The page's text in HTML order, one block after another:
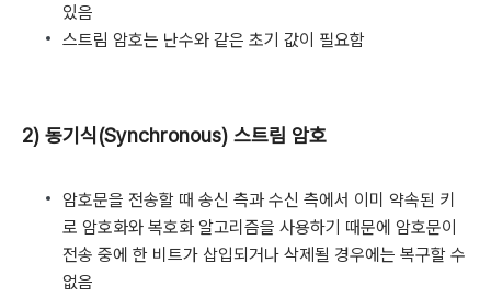
있음
스트림 암호는 난수와 같은 초기 값이 필요함
2) 동기식(Synchronous) 스트림 암호
암호문을 전송할 때 송신 측과 수신 측에서 이미 약속된 키
로 암호화와 복호화 알고리즘을 사용하기 때문에 암호문이
전송 중에 한 비트가 삽입되거나 삭제될 경우에는 복구할 수
없음